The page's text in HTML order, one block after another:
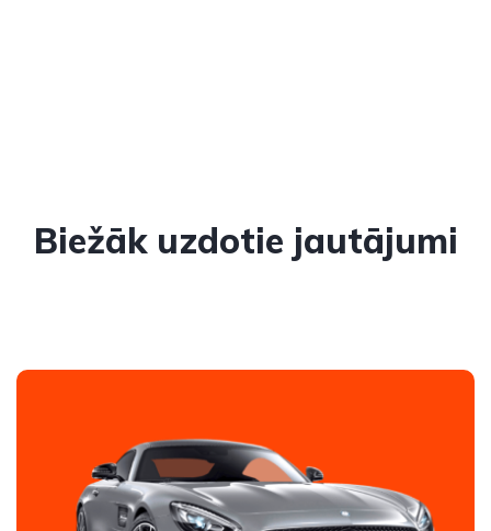
Biežāk uzdotie jautājumi